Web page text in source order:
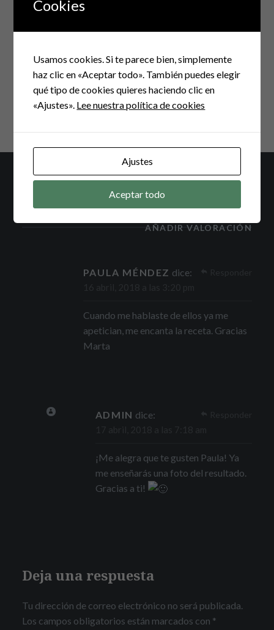
ENTRADA SIGUIENTE
Galletas con chocolate
Plural: 2 Comentarios
AÑADIR VALORACIÓN
PAULA MÉNDEZ dice:
Cuando me hablaste de ellos ya me
apetician, me encanta la receta. Gracias
Marta
ADMIN dice:
¡Me alegra que te gusten Paula! Ya
me enseñarás una foto del resultado.
Gracias a ti!
Deja una respuesta
Tu dirección de correo electrónico no será publicada.
Los campos obligatorios están marcados con *
Cookies
Usamos cookies. Si te parece bien, simplemente
haz clic en «Aceptar todo». También puedes elegir
qué tipo de cookies quieres haciendo clic en
«Ajustes». Lee nuestra política de cookies
Ajustes
Aceptar todo